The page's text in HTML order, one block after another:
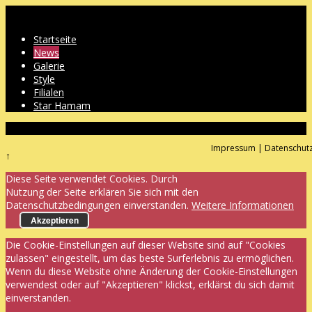
Startseite
News
Galerie
Style
Filialen
Star Hamam
Impressum |
↑
Diese Seite verwendet Cookies. Durch
Nutzung der Seite erklären Sie sich mit den
Datenschutzbedingungen einverstanden. Weitere Informationen
Akzeptieren
Die Cookie-Einstellungen auf dieser Website sind auf "Cookies
zulassen" eingestellt, um das beste Surferlebnis zu ermöglichen.
Wenn du diese Website ohne Änderung der Cookie-Einstellungen
verwendest oder auf "Akzeptieren" klickst, erklärst du sich damit
einverstanden.